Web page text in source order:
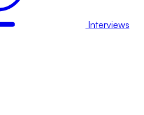
Interviews